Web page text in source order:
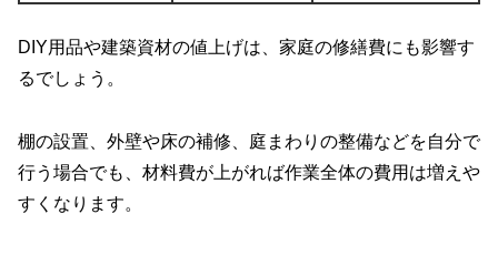
DIY用品や建築資材の値上げは、家庭の修繕費にも影響す
るでしょう。
棚の設置、外壁や床の補修、庭まわりの整備などを自分で
行う場合でも、材料費が上がれば作業全体の費用は増えや
すくなります。